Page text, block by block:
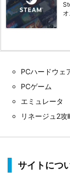
PCハードウェ
PCゲーム
エミュレータ
リネージュ2攻
サイトにつ